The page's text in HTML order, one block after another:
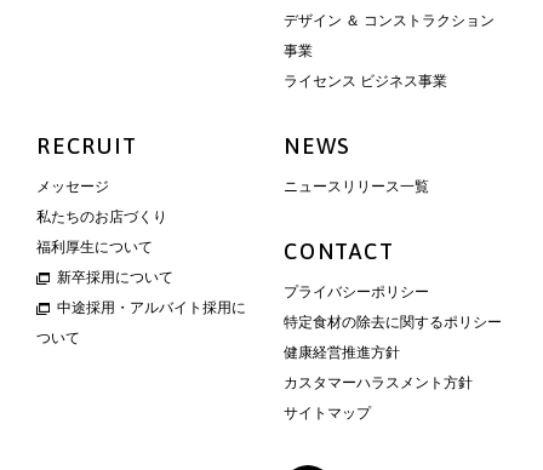
デザイン ＆ コンストラクション
事業
ライセンス ビジネス事業
RECRUIT
メッセージ
私たちのお店づくり
福利厚生について
新卒採用について
中途採用・アルバイト採用に
ついて
NEWS
ニュースリリース一覧
CONTACT
プライバシーポリシー
特定食材の除去に関するポリシー
健康経営推進方針
カスタマーハラスメント方針
サイトマップ